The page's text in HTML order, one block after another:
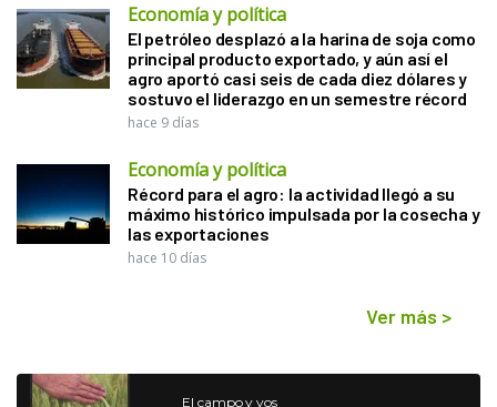
Economía y política
El petróleo desplazó a la harina de soja como
principal producto exportado, y aún así el
agro aportó casi seis de cada diez dólares y
sostuvo el liderazgo en un semestre récord
hace 9 días
Economía y política
Récord para el agro: la actividad llegó a su
máximo histórico impulsada por la cosecha y
las exportaciones
hace 10 días
Ver más >
El campo y vos